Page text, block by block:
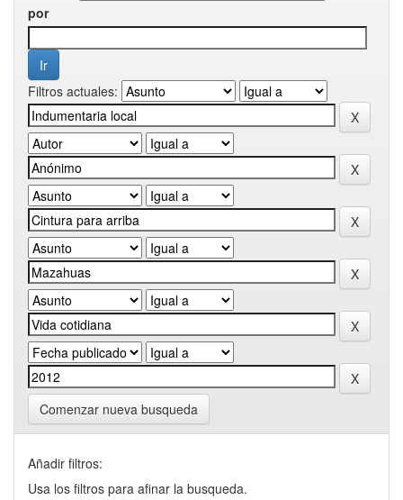
por
Filtros actuales:
Comenzar nueva busqueda
Añadir filtros:
Usa los filtros para afinar la busqueda.